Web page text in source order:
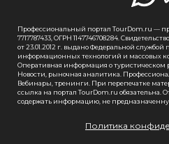
Профессиональный портал TourDom.ru —
7717787433, ОГРН 1147746708284.
от 23.01.2012 г. выдано Федеральной службой
информационных технологий и массовых
Оперативная информация о туристическом
Новости, рыночная аналитика.
Вебинары, тренинги. При перепечатке
ссылка на портал TourDom.ru обязательна.
содержать информацию, не
Политика